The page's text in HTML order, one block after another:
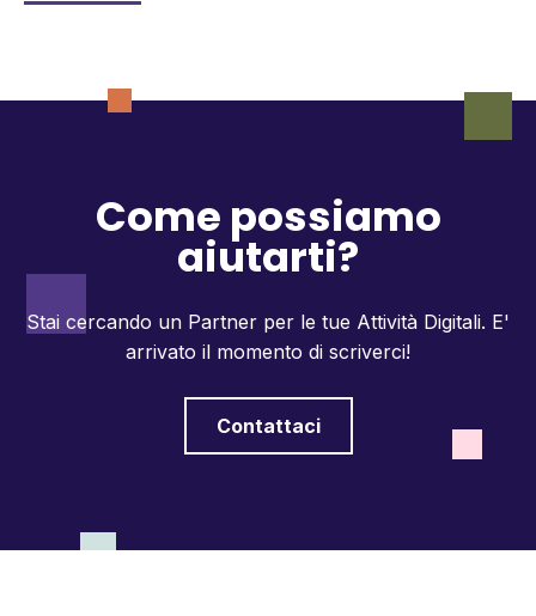
Come possiamo
aiutarti?
Stai cercando un Partner per le tue Attività Digitali. E'
arrivato il momento di scriverci!
Contattaci